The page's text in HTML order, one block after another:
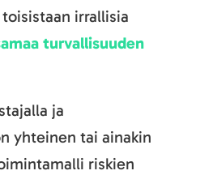
irrallisia
turvallisuuden
ja
yhteinen tai ainakin
riskien